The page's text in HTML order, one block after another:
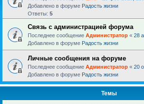
Добавлено в форуме Радость жизни
Ответы: 5
Связь с администрацией форума
Последнее сообщение Администратор « 28
Добавлено в форуме Радость жизни
Личные сообщения на форуме
Последнее сообщение Администратор « 20
Добавлено в форуме Радость жизни
Темы